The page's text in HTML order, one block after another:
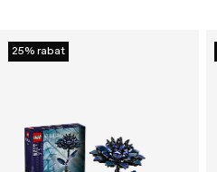
25% rabat